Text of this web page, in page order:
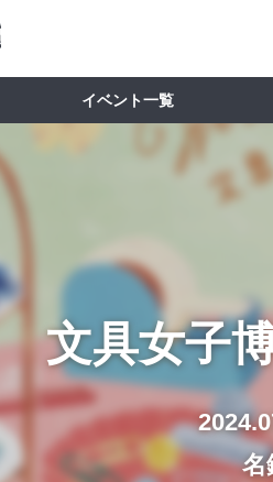
イベント一覧
文具女子
名